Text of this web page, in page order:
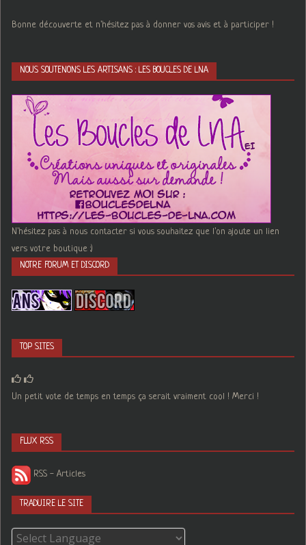
Bonne découverte et n'hésitez pas à donner vos avis et à participer !
NOUS SOUTENONS LES ARTISANS : LES BOUCLES DE LNA
N'hésitez pas à nous contacter si vous souhaitez que l'on ajoute un lien
vers votre boutique :)
NOTRE FORUM ET DISCORD
TOP SITES
Un petit vote de temps en temps ça serait vraiment cool ! Merci !
FLUX RSS
RSS - Articles
TRADUIRE LE SITE